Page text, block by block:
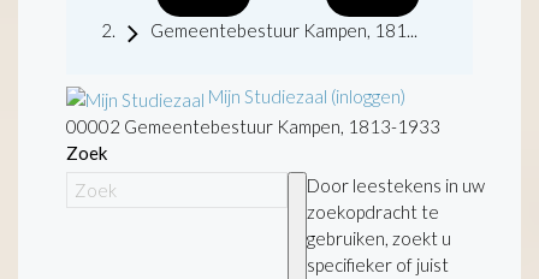
Gemeentebestuur Kampen, 181...
Mijn Studiezaal (inloggen)
00002 Gemeentebestuur Kampen, 1813-1933
Zoek
Door leestekens in uw
zoekopdracht te
gebruiken, zoekt u
specifieker of juist